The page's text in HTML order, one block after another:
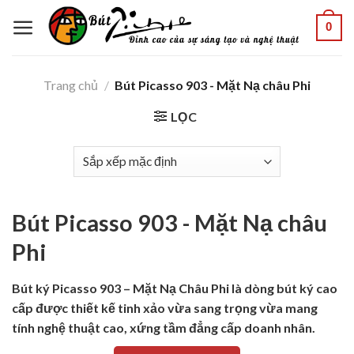
0
Trang chủ / Bút Picasso 903 - Mặt Nạ châu Phi
LỌC
Bút Picasso 903 - Mặt Nạ châu
Phi
Bút ký Picasso 903 – Mặt Nạ Châu Phi là dòng bút ký cao
cấp được thiết kế tinh xảo vừa sang trọng vừa mang
tính nghệ thuật cao, xứng tầm đẳng cấp doanh nhân.
Bút ký Picasso 903 đặc điểm: